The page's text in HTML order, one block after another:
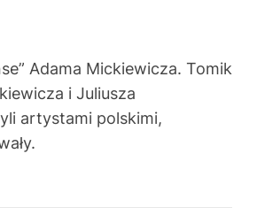
Adama Mickiewicza. Tomik
i Juliusza
artystami polskimi,